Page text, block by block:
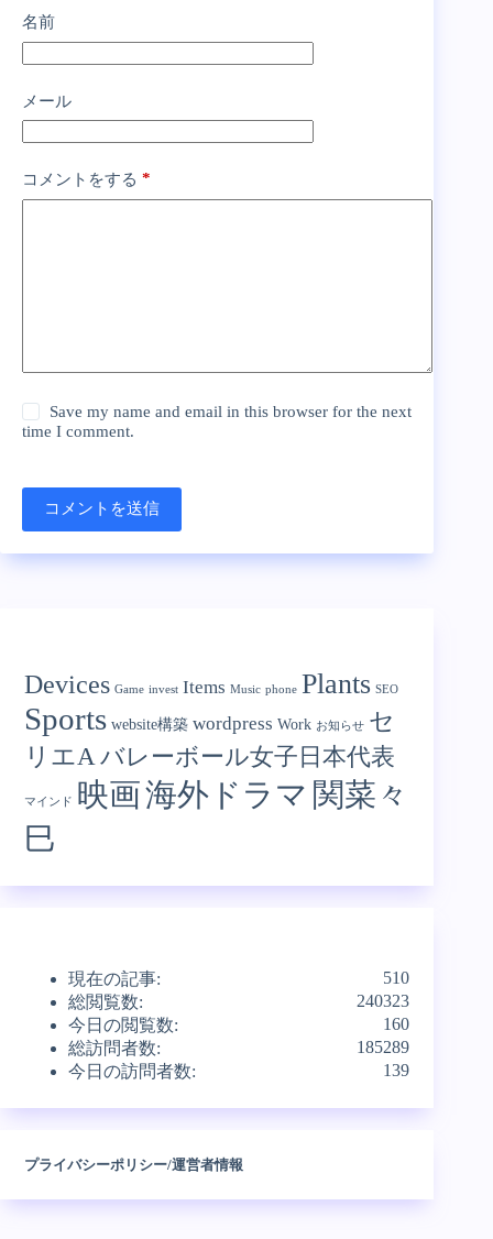
名前
メール
コメントをする *
Save my name and email in this browser for the next
time I comment.
コメントを送信
Devices Game invest Items Music phone Plants SEO
Sports website構築 wordpress Work お知らせ セ
リエAバレーボール女子日本代表
マインド 映画海外ドラマ 関菜々
巳
510
現在の記事:
240323
総閲覧数:
160
今日の閲覧数:
185289
総訪問者数:
139
今日の訪問者数:
プライバシーポリシー/運営者情報